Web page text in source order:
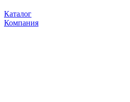
Каталог
Компания